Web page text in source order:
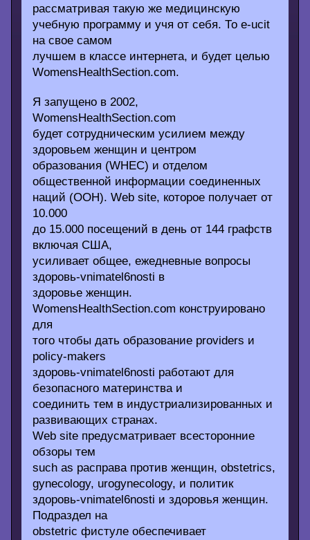
рассматривая такую же медицинскую
учебную программу и учя от себя. То е-ucit
на свое самом
лучшем в классе интернета, и будет целью
WomensHealthSection.com.
Я запущено в 2002,
WomensHealthSection.com
будет сотрудническим усилием между
здоровьем женщин и центром
образования (WHEC) и отделом
общественной информации соединенных
наций (ООН). Web site, которое получает от
10.000
до 15.000 посещений в день от 144 графств
включая США,
усиливает общее, ежедневные вопросы
здоровь-vnimatel6nosti в
здоровье женщин.
WomensHealthSection.com конструировано
для
того чтобы дать образование providers и
policy-makers
здоровь-vnimatel6nosti работают для
безопасного материнства и
соединить тем в индустриализированных и
развивающих странах.
Web site предусматривает всесторонние
обзоры тем
such as расправа против женщин, obstetrics,
gynecology, urogynecology, и политик
здоровь-vnimatel6nosti и здоровья женщин.
Подраздел на
obstetric фистуле обеспечивает